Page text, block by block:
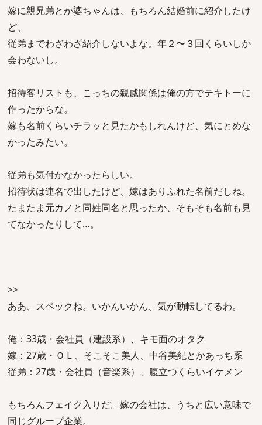
嫁に親兄弟とか婆ちゃんは、もちろん結婚前に紹介したけ
ど、
従弟までわざわざ紹介しないよな。年２〜３回くらいしか
会わないし。
招待客リストも、こっちの親戚関係は俺の方でテキトーに
作ったからな。
嫁も名前くらいチラッと見たかもしれんけど、気にとめな
かったみたい。
従弟も気付かなかったらしい。
招待状は連名で出したけど、嫁はありふれた名前だしね。
たまたま元カノと同姓同名と思ったか、そもそも名前も見
てなかったりして…。
>>
ああ、スペックね。いかんいかん、気が動転してるわ。
俺：33歳・会社員（建設系）、キモ面のオタク
嫁：27歳・ＯＬ、そこそこ美人、中谷美紀とかあっち系
従弟：27歳・会社員（音楽系）、腹立つくらいイケメン
もちろんフェイク入りだ。嫁の会社は、うちと広い意味で
同じグループ企業。